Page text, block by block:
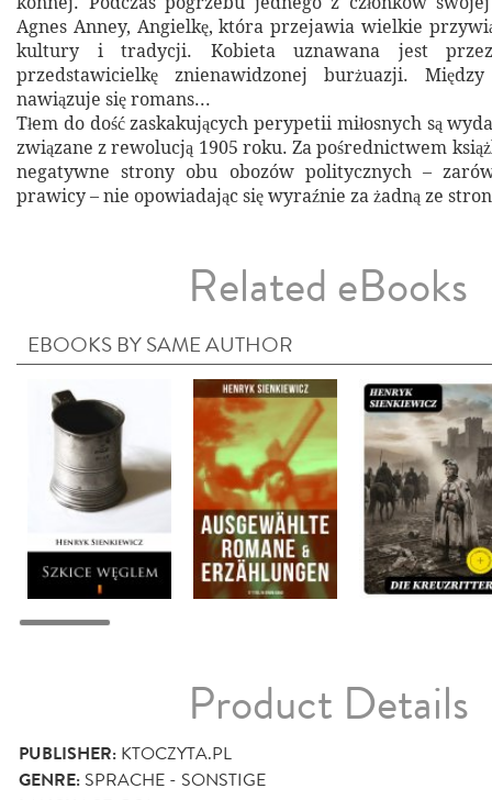
Agnes Anney, Angielkę, która przejawia wielkie
kultury i tradycji. Kobieta uznawana jest
przedstawicielkę znienawidzonej burżuazji.
nawiązuje się romans...
Tłem do dość zaskakujących perypetii miłosnych są
związane z rewolucją 1905 roku. Za pośrednictwem
negatywne strony obu obozów politycznych –
prawicy – nie opowiadając się wyraźnie za żadną ze
Related eBooks
EBOOKS BY SAME AUTHOR
Product Details
PUBLISHER: KTOCZYTA.PL
GENRE: SPRACHE - SONSTIGE